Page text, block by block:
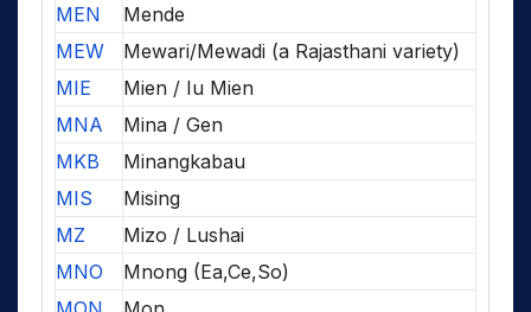
MEN
Mende
MEW
Mewari/Mewadi (a Rajasthani variety)
MIE
Mien / Iu Mien
MNA
Mina / Gen
MKB
Minangkabau
MIS
Mising
MZ
Mizo / Lushai
MNO
Mnong (Ea,Ce,So)